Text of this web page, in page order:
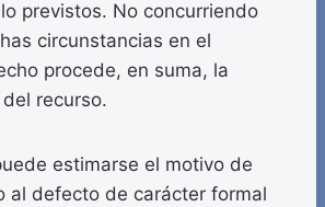
previstos. No concurriendo
circunstancias en el
procede, en suma, la
recurso.
estimarse el motivo de
al defecto de carácter formal